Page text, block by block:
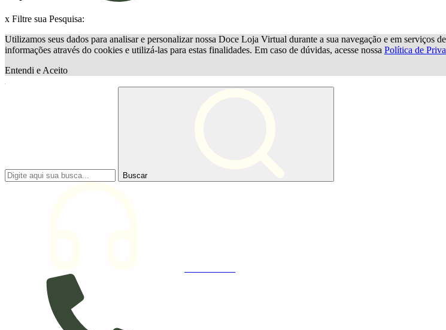
x Filtre sua Pesquisa:
Utilizamos seus dados para analisar e personalizar nossa Doce Loja Virtual durante a sua navegação e em
informações através do cookies e utilizá-las para estas finalidades. Em caso de dúvidas, acesse nossa Política de
Entendi e Aceito
Buscar